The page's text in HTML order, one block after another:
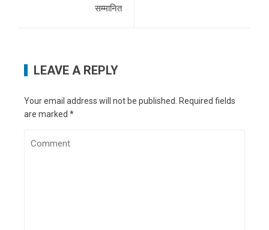
सम्मानित
LEAVE A REPLY
Your email address will not be published.
Required fields
are marked *